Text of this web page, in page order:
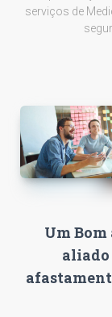
serviços de
Um
aliado